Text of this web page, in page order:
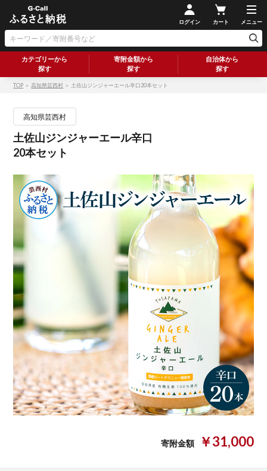
ログイン カート メニュー
カテゴリーから
探す
寄附金額から
探す
自治体から
探す
TOP ＞高知県芸西村 ＞ 土佐山ジンジャーエール辛口20本セット
高知県芸西村
土佐山ジンジャーエール辛口
20本セット
寄附金額 ￥31,000